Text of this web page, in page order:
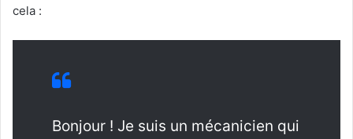
cela :
Bonjour ! Je suis un mécanicien qui